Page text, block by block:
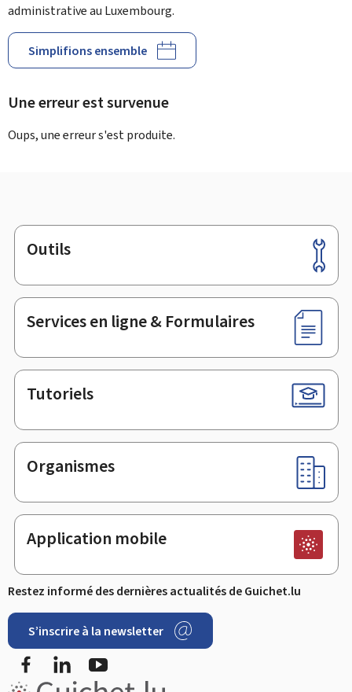
administrative au Luxembourg.
Simplifions ensemble
Une erreur est survenue
Oups, une erreur s'est produite.
Pied
de
page
Outils
Services en ligne & Formulaires
Tutoriels
Organismes
Application mobile
Restez informé des dernières actualités de Guichet.lu
S’inscrire à la newsletter
FacebookLinkedIn